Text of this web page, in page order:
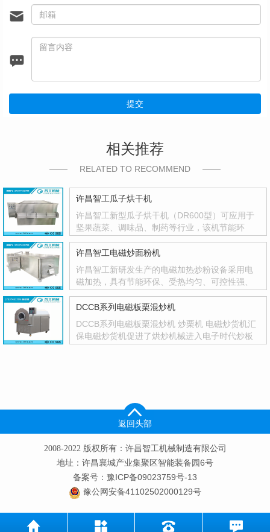
提交
相关推荐
RELATED TO RECOMMEND
许昌智工瓜子烘干机
许昌智工新型瓜子烘干机（DR600型）可应用于
坚果蔬菜、调味品、制药等行业，该机节能环
保，智能控温，温度控制精度高，并有自动停机
功能，不···
许昌智工电磁炒面粉机
许昌智工新研发生产的电磁加热炒粉设备采用电
磁加热，具有节能环保、受热均匀、可控性强、
一机多用等优点，人性化设计，智能化控制，参
数设···
DCCB系列电磁板栗混炒机
DCCB系列电磁板栗混炒机 炒栗机 电磁炒货机汇
保电磁炒货机促进了烘炒机械进入电子时代炒板
返回头部
2008-2022 版权所有：许昌智工机械制造有限公司
地址：许昌襄城产业集聚区智能装备园6号
备案号：豫ICP备09023759号-13
豫公网安备41102502000129号